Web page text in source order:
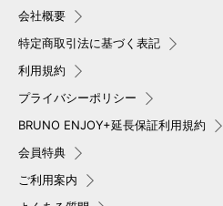
会社概要
特定商取引法に基づく表記
利用規約
プライバシーポリシー
BRUNO ENJOY+延長保証利用規約
会員特典
ご利用案内